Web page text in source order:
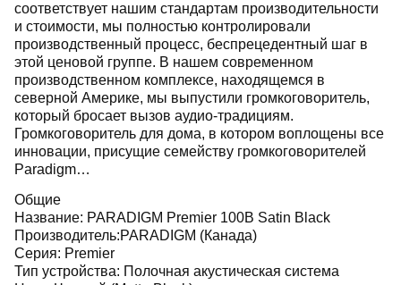
соответствует нашим стандартам производительности
и стоимости, мы полностью контролировали
производственный процесс, беспрецедентный шаг в
этой ценовой группе. В нашем современном
производственном комплексе, находящемся в
северной Америке, мы выпустили громкоговоритель,
который бросает вызов аудио-традициям.
Громкоговоритель для дома, в котором воплощены все
инновации, присущие семейству громкоговорителей
Paradigm…
Общие
Название: PARADIGM Premier 100B Satin Black
Производитель:PARADIGM (Канада)
Серия: Premier
Тип устройства: Полочная акустическая система